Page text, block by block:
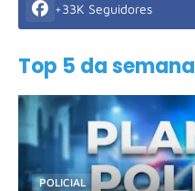
+33K Seguidores
Top 5 da semana
POLICIAL